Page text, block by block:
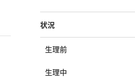
状況
生理前
生理中